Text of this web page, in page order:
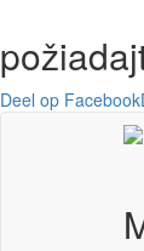
Deel op Facebook